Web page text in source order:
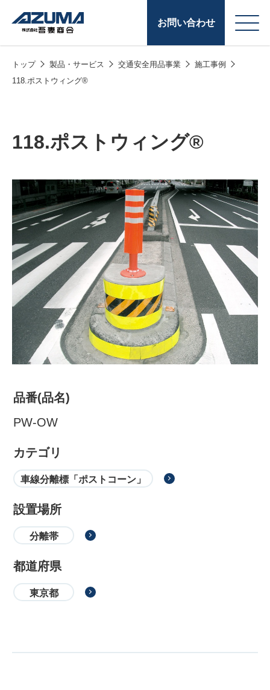
お問い合わせ
株式会社吾妻商会 会
社案内
内
製品・サービス
潤滑油
給油カード
(ガソリンカード)
コークス・鋳物
トップ 製品・サービス 交通安全用品事業
施工事例
118.ポストウィング®
118.ポストウィング®
品番(品名)
PW-OW
カテゴリ
車線分離標「ポストコーン」
設置場所
分離帯
都道府県
東京都